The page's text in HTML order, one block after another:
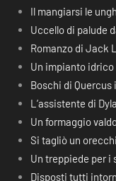
Il mangiarsi le
Uccello di palude
Romanzo di Jack
Un impianto idrico
Boschi di Quercus
L’assistente di
Un formaggio
Si tagliò un
Un treppiede per i
Disposti tutti